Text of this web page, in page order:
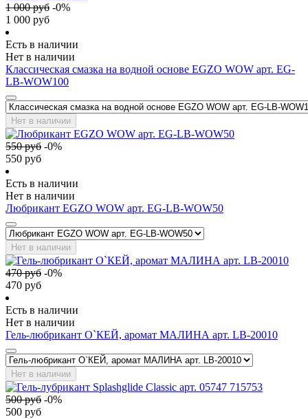
1 000руб -0%
1 000 руб
Есть в наличии
Нет в наличии
Классическая смазка на водной основе EGZO WOW арт. EG-
LB-WOW100
Нет в наличии
550руб -0%
550 руб
Есть в наличии
Нет в наличии
Любрикант EGZO WOW арт. EG-LB-WOW50
Нет в наличии
470руб -0%
470 руб
Есть в наличии
Нет в наличии
Гель-любрикант О`КЕЙ, аромат МАЛИНА арт. LB-20010
Нет в наличии
500руб -0%
500 руб